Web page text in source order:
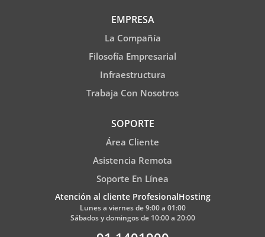
EMPRESA
La Compañía
Filosofía Empresarial
Infraestructura
Trabaja Con Nosotros
SOPORTE
Área Cliente
Asistencia Remota
Soporte En Línea
Atención al cliente ProfesionalHosting
Lunes a viernes de 9:00 a 01:00
Sábados y domingos de 10:00 a 20:00